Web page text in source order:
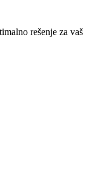
rešenje za vaš